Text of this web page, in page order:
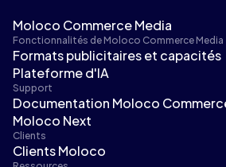
Moloco Commerce Media
Fonctionnalités de Moloco Commerce Media
Formats publicitaires et capacités
Plateforme d'IA
Support
Documentation Moloco
Moloco Next
Clients
Clients Moloco